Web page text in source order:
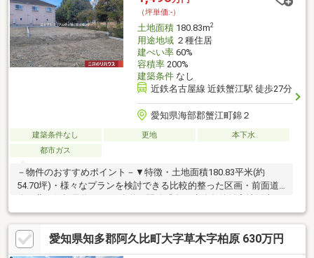
（坪単価:-）
土地面積180.83m2
用途地域２種住居
建ぺい率60%
容積率200%
建築条件なし
近鉄名古屋線 近鉄蟹江駅 徒歩27分
愛知県海部郡蟹江町錦２
建築条件なし 更地
本下水
都市ガス
－物件のおすすめポイント－▼特徴・土地面積180.83平米(約
54.70坪)・様々なプランを検討できる比較的整った区画・前面道
路は北西側幅員約6.0mの公道、開放感有・建築条件付宅地販売で
はありません・お好きなハウスメーカー・工務店で建築可能・現
況更地、プランが決まり次第スムーズに建築へ移行可能▼周辺環
境・バロー蟹江店 徒歩6分(約450m)・スギ薬局蟹江店 徒歩6分(約
450m)・蟹江町立学戸小学校 徒歩10分(約800m)・錦公園 徒歩1分
愛知県知多郡阿久比町大字草木字柏原 630万円